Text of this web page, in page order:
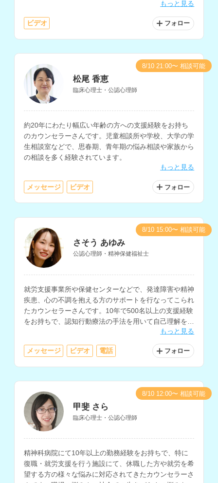
もっと見る
ビデオ フォロー
松尾 香恵
臨床心理士・公認心理師
約20年にわたり幅広い年齢の方への支援経験をお持ち
のカウンセラーさんです。児童相談所や学校、大学の学
生相談室などで、思春期、青年期の悩み相談や家族から
の相談を多く経験されています。
もっと見る
メッセージ ビデオ フォロー
8/10 21:00〜 相談可能
さそう あゆみ
公認心理師・精神保健福祉士
就労支援事業所や保健センターなどで、発達障害や精神
疾患、心の不調を抱える方のサポートを行なってこられ
たカウンセラーさんです。10年で500名以上の支援経験
をお持ちで、認知行動療法の手法を用いて自己理解を深
めるサポートやセルフケアに関する相談にも対応されて
もっと見る
メッセージ ビデオ 電話 フォロー
8/10 15:00〜 相談可能
甲斐 さら
臨床心理士・公認心理師
精神科病院にて10年以上の勤務経験をお持ちで、特に
復職・就労支援を行う施設にて、休職した方や就労を希
望する方の様々な悩みに対応されてきたカウンセラーさ
8/10 12:00〜 相談可能